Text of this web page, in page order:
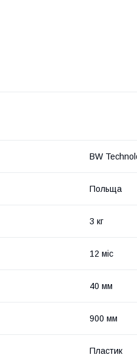
BW
Польща
3 кг
12 міс
40 мм
900 мм
Пластик